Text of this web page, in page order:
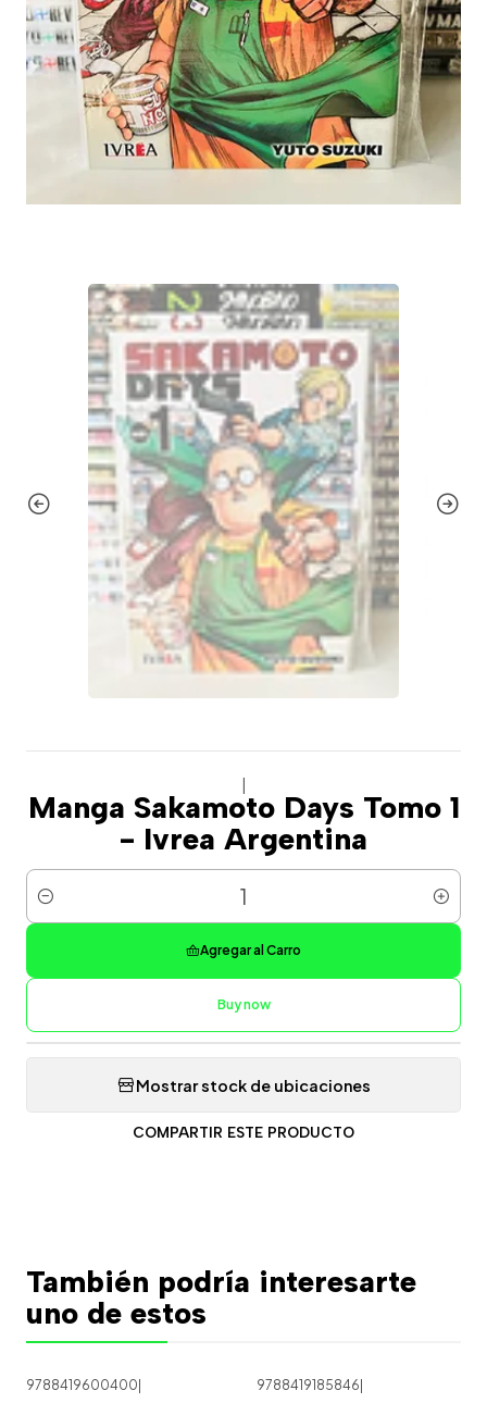
Manga Sakamoto Days Tomo 1
- Ivrea Argentina
Cantidad
Agregar al Carro
Buy now
Mostrar stock de ubicaciones
COMPARTIR ESTE PRODUCTO
También podría interesarte
uno de estos
9788419600400 9788419185846